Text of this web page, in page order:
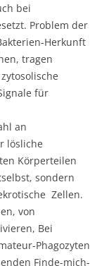
bei
Problem der
Herkunft
tragen
für
an
lösliche
Körperteilen
sondern
Zellen.
von
Bei
Phagozyten
Finde-mich-